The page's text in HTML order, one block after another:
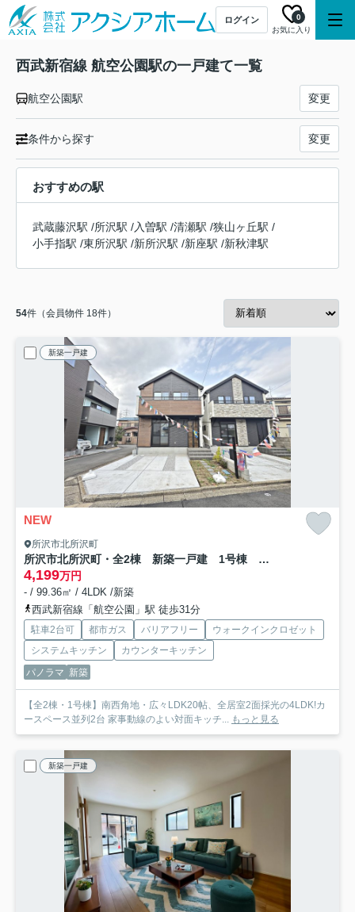
ログイン
お気に入り
0
西武新宿線 航空公園駅の一戸建て一覧
航空公園駅 変更
条件から探す 変更
おすすめの駅
武蔵藤沢駅 /所沢駅 /入曽駅 /清瀬駅 /狭山ヶ丘駅 /
小手指駅 /東所沢駅 /新所沢駅 /新座駅 /新秋津駅
54件（会員物件 18件）
新築一戸建
NEW
所沢市北所沢町
所沢市北所沢町・全2棟 新築一戸建 1号棟 ～LDK20帖～
4,199万円
- / 99.36㎡ / 4LDK /新築
西武新宿線「航空公園」駅 徒歩31分
駐車2台可 都市ガス バリアフリー
ウォークインクロゼット
システムキッチン
カウンターキッチン
パノラマ 新築
【全2棟・1号棟】南西角地・広々LDK20帖、全居室2面採光の4LDK!カ
ースペース並列2台 家事動線のよい対面キッチ... もっと見る
新築一戸建